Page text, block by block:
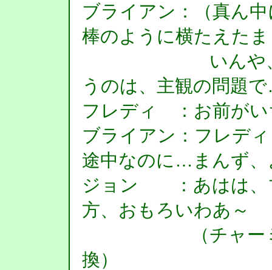
ブライアン：（真ん
棒のように横たえた
いんや、変と
うのは、主観の問題
フレディ ：お前がい
ブライアン：フレデ
途中なのに…まんず
ジョン ：あはは、
方、おもろいわあ～
（チャーミン
換）